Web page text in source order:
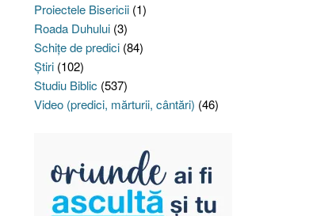
Proiectele Bisericii(1)
Roada Duhului(3)
Schiţe de predici(84)
Ştiri(102)
Studiu Biblic (537)
Video (predici, mărturii, cântări) (46)